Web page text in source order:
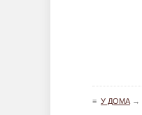
≡ У ДОМА →